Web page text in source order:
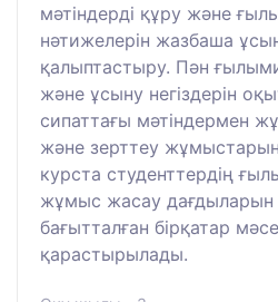
мәтіндерді құру және
нәтижелерін жазбаша
қалыптастыру. Пән
және ұсыну негіздерін
сипаттағы мәтіндермен
және зерттеу
курста студенттердің
жұмыс жасау дағдыларын
бағытталған бірқатар
қарастырылады.